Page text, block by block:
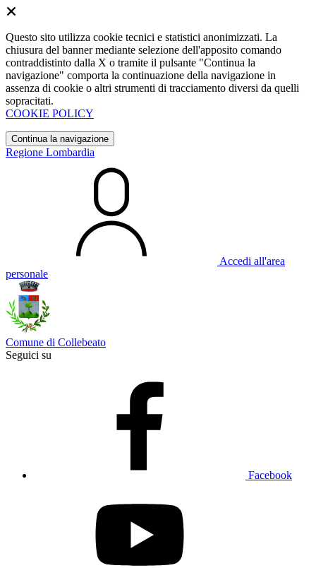
Questo sito utilizza cookie tecnici e statistici anonimizzati. La
chiusura del banner mediante selezione dell'apposito comando
contraddistinto dalla X o tramite il pulsante "Continua la
navigazione" comporta la continuazione della navigazione in
assenza di cookie o altri strumenti di tracciamento diversi da quelli
sopracitati.
COOKIE POLICY
Continua la navigazione
Regione Lombardia
Accedi all'area
personale
Comune di Collebeato
Seguici su
Facebook